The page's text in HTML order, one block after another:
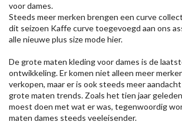
voor dames.
Steeds meer merken brengen een curve
dit seizoen Kaffecurve toegevoegd aan ons
alle nieuweplus size modehier.
De grote maten kleding voor dames is de
ontwikkeling. Er komen niet alleen meer
verkopen, maar er is ook steeds meer
grote maten trends. Zoals het tien jaar
moest doen met wat er was, tegenwoordig
maten dames steeds veeleisender.